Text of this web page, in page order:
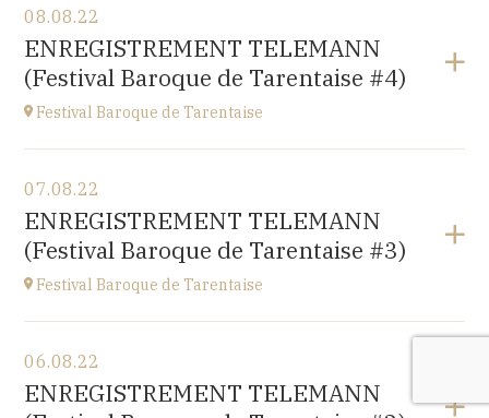
Savoie
à21H00
08.08.22
ENREGISTREMENT TELEMANN
(Festival Baroque de Tarentaise #4)
Festival Baroque de Tarentaise
Savoie
à10H
07.08.22
ENREGISTREMENT TELEMANN
(Festival Baroque de Tarentaise #3)
Festival Baroque de Tarentaise
Savoie
à10H
06.08.22
ENREGISTREMENT TELEMANN